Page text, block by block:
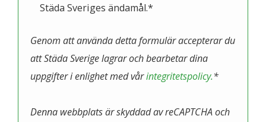
Städa Sveriges ändamål.*
Genom att använda detta formulär accepterar du
att Städa Sverige lagrar och bearbetar dina
uppgifter i enlighet med vårintegritetspolicy.*
Denna webbplats är skyddad av reCAPTCHA och